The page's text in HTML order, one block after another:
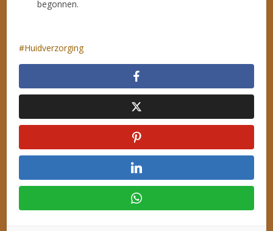
begonnen.
Huidverzorging